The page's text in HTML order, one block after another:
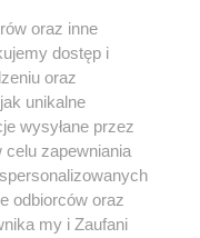
być powielany i
w jakikolwiek sposób (w
polu
w Internecie
użycie lub
naruszeniem prawa, tzn.
kary i może być ścigane
oraz inne
dostęp i
oraz
unikalne
wysyłane przez
celu zapewniania
odbiorców oraz
my i Zaufani